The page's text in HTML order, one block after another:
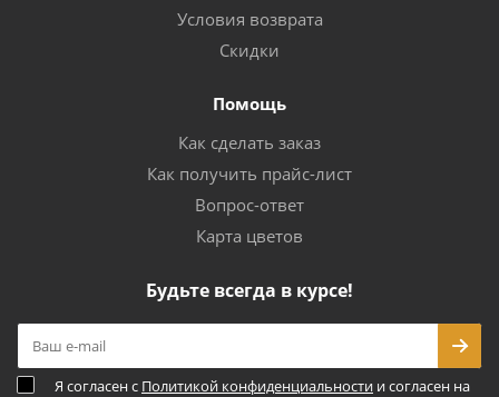
Условия возврата
Скидки
Помощь
Как сделать заказ
Как получить прайс-лист
Вопрос-ответ
Карта цветов
Будьте всегда в курсе!
Я согласен с Политикой конфиденциальности и согласен на